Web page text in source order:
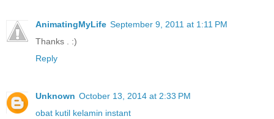
AnimatingMyLife September 9, 2011 at 1:11 PM
Thanks . :)
Reply
Unknown October 13, 2014 at 2:33 PM
obat kutil kelamin instant